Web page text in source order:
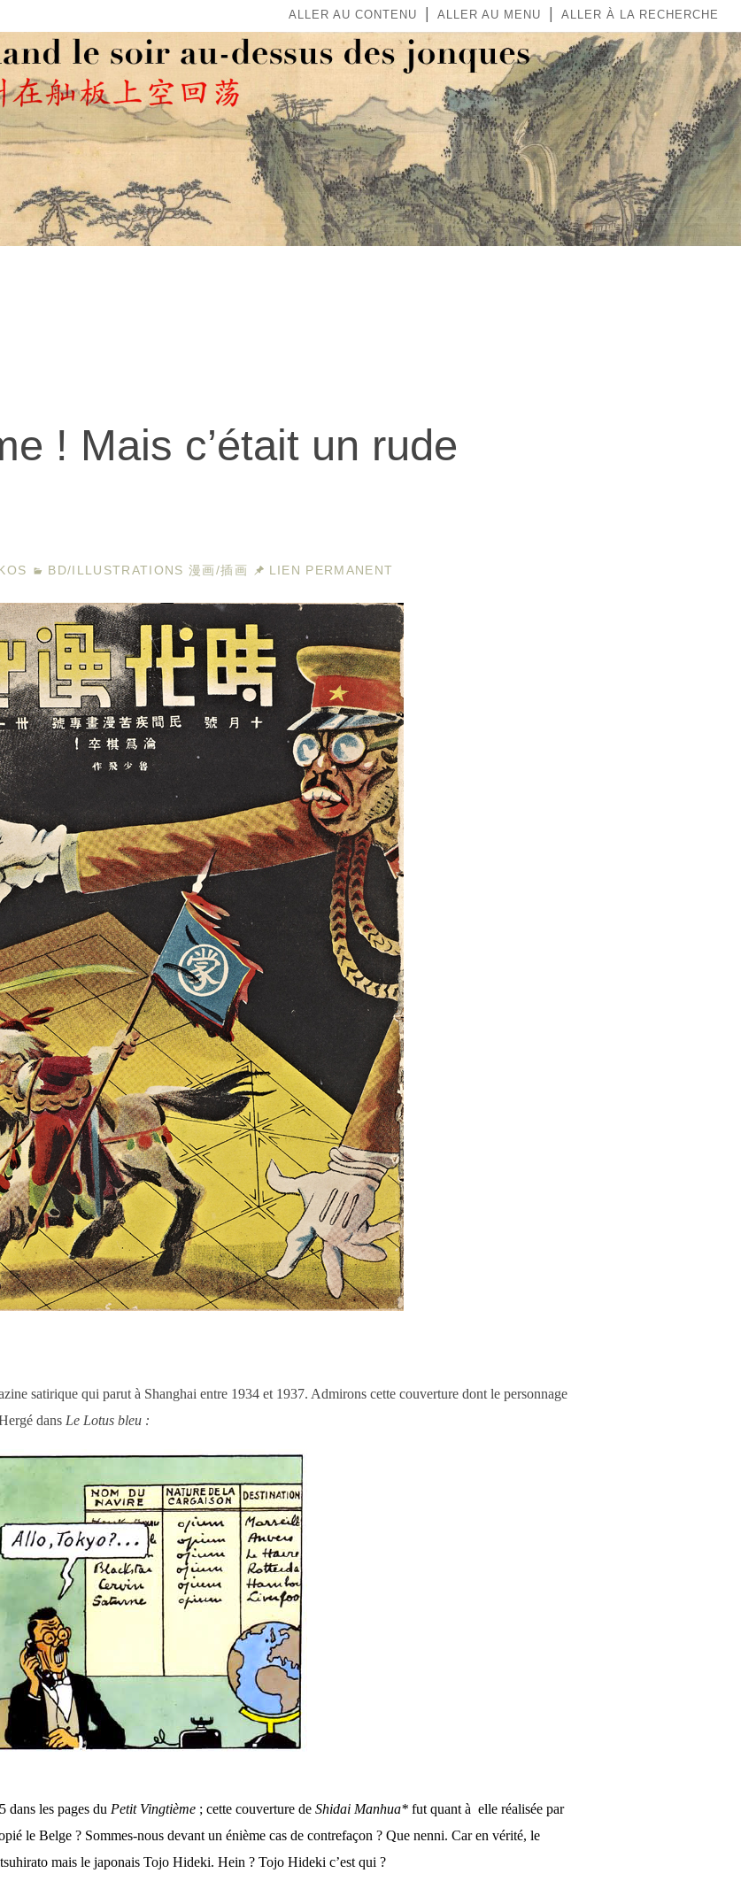
ALLER AU CONTENU ALLER AU MENU ALLER À LA RECHERCHE
LE SOIR AU-DESSUS DES JONQUES
! Mais c’était un rude
BD/ILLUSTRATIONS 漫画/插画 LIEN PERMANENT
satirique qui parut à Shanghai entre 1934 et 1937. Admirons cette couverture dont le personnage
dans Le Lotus bleu :
dans les pages du Petit Vingtième ; cette couverture deShidai Manhua* fut quant à elle réalisée par
le Belge ? Sommes-nous devant un énième cas de contrefaçon ? Que nenni. Car en vérité, le
mais le japonais Tojo Hideki. Hein ? Tojo Hidekic’est qui ?